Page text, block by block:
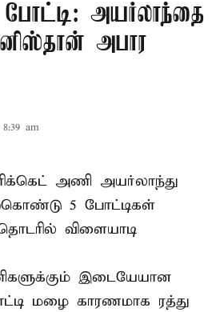
போட்டி: அயர்லாந்தை
அபார
am
அணி அயர்லாந்து
5 போட்டிகள்
விளையாடி
இடையேயான
மழை காரணமாக ரத்து